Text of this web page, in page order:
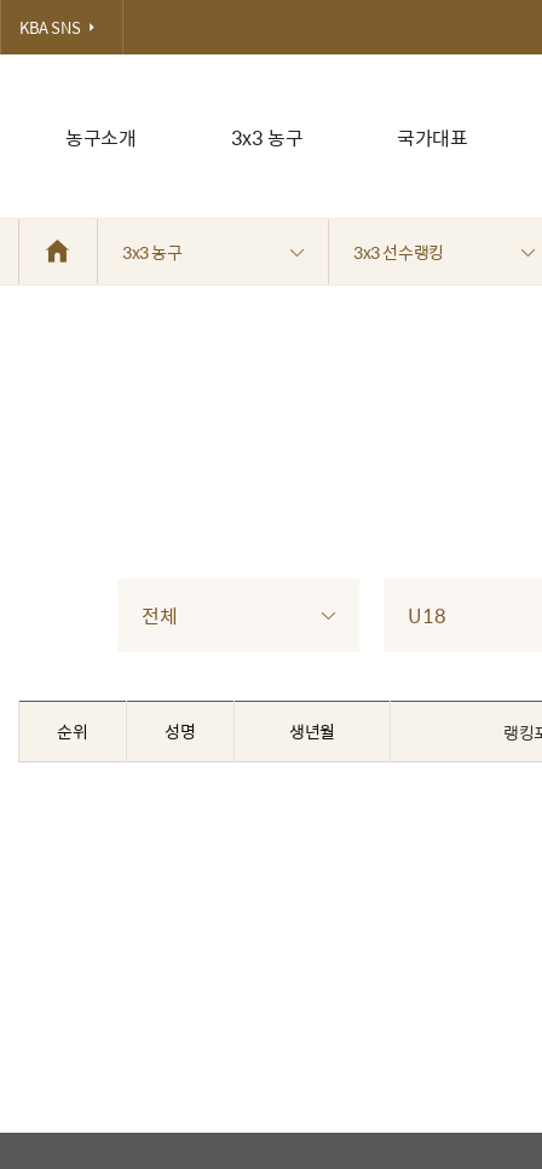
농구소개 3x3 농구 국가대표
KBA SNS
3x3 농구 3x3 선수랭킹
전체 U18
순위 성명 생년월 랭킹